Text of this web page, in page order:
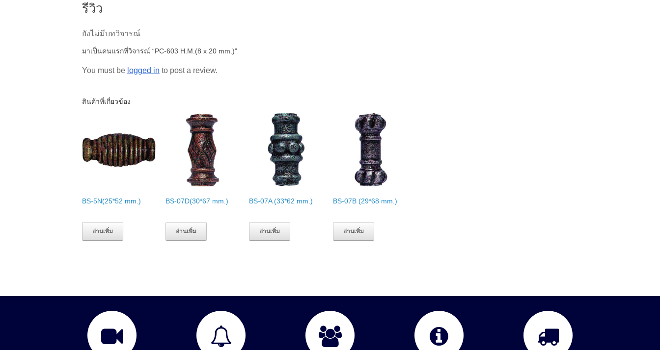
รีวิว
ยังไม่มีบทวิจารณ์
มาเป็นคนแรกที่วิจารณ์ “PC-603 H.M.(8 x 20 mm.)”
You must be logged in to post a review.
สินค้าที่เกี่ยวข้อง
BS-5N(25*52 mm.)
อ่านเพิ่ม
BS-07D(30*67 mm.)
อ่านเพิ่ม
BS-07A (33*62 mm.)
อ่านเพิ่ม
BS-07B (29*68 mm.)
อ่านเพิ่ม